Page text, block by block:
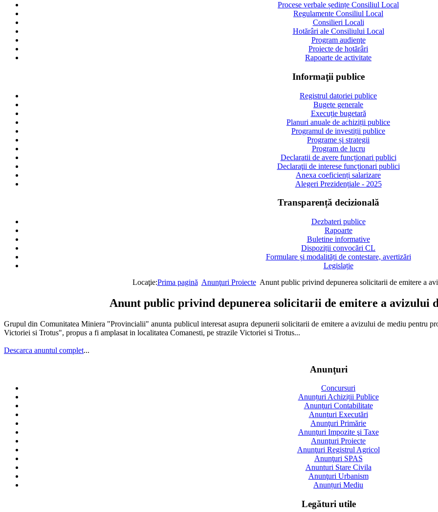
Procese verbale ședințe Consiliul Local
Regulamente Consiliul Local
Consilieri Locali
Hotărâri ale Consiliului Local
Program audienţe
Proiecte de hotărâri
Rapoarte de activitate
Informaţii publice
Registrul datoriei publice
Bugete generale
Execuție bugetară
Planuri anuale de achiziții publice
Programul de investiții publice
Programe și strategii
Program de lucru
Declaratii de avere funcționari publici
Declaraţii de interese funcționari publici
Anexa coeficienți salarizare
Alegeri Prezidențiale - 2025
Transparență decizională
Dezbateri publice
Rapoarte
Buletine informative
Dispoziții convocări CL
Formulare și modalități de contestare, avertizări
Legislație
Locaţie:Prima pagină Anunţuri Proiecte Anunt public privind depunerea solicitarii de emitere a
Anunt public privind depunerea solicitarii de emitere a avizului
Grupul din Comunitatea Miniera "Provincialii" anunta publicul interesat asupra depunerii solicitarii de emitere a avizului de mediu pentru
Victoriei si Trotus", propus a fi amplasat in localitatea Comanesti, pe strazile Victoriei si Trotus...
Descarca anuntul complet...
Anunţuri
Concursuri
Anunțuri Achiziții Publice
Anunţuri Contabilitate
Anunţuri Executări
Anunţuri Primărie
Anunţuri Impozite şi Taxe
Anunţuri Proiecte
Anunţuri Registrul Agricol
Anunţuri SPAS
Anunturi Stare Civila
Anunţuri Urbanism
Anunțuri Mediu
Legături utile